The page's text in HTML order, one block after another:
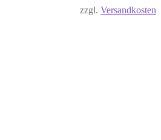
zzgl. Versandkosten